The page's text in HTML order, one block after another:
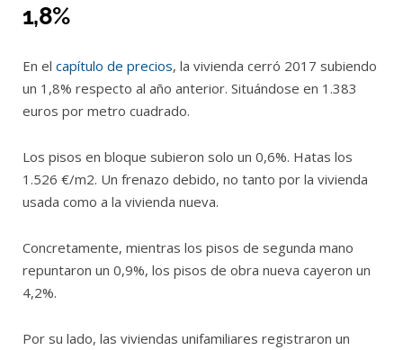
1,8%
En el capítulo de precios, la vivienda cerró 2017 subiendo
un 1,8% respecto al año anterior. Situándose en 1.383
euros por metro cuadrado.
Los pisos en bloque subieron solo un 0,6%. Hatas los
1.526 €/m2. Un frenazo debido, no tanto por la vivienda
usada como a la vivienda nueva.
Concretamente, mientras los pisos de segunda mano
repuntaron un 0,9%, los pisos de obra nueva cayeron un
4,2%.
Por su lado, las viviendas unifamiliares registraron un